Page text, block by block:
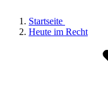
Startseite
Heute im Recht